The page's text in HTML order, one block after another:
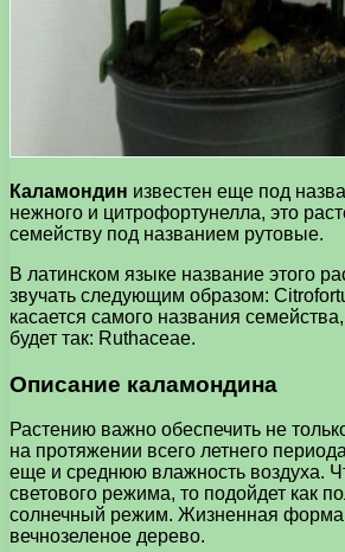
Каламондин известен еще под
нежного и цитрофортунелла, это
семейству под названием рутовые.
В латинском языке название этого
звучать следующим образом:
касается самого названия
будет так: Ruthaceae.
Описание каламондина
Растению важно обеспечить не
на протяжении всего летнего
еще и среднюю влажность воздуха.
светового режима, то подойдет как
солнечный режим. Жизненная
вечнозеленое дерево.